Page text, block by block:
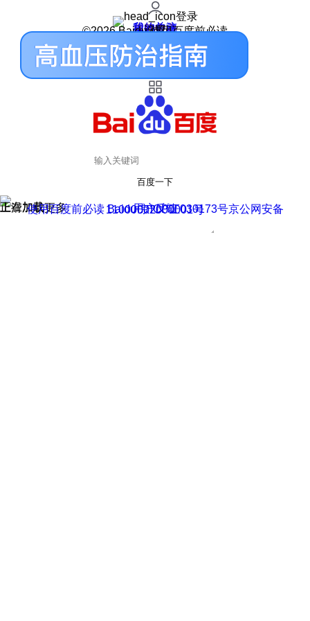
登录
我的关注
我的收藏
皮肤中心
用户反馈
设置
©2026 Baidu 使用百度前必读
百度一下
正在加载
上滑加载更多 用户反馈
使用百度前必读 Baidu 京ICP证030173号
京公网安备11000002000001号